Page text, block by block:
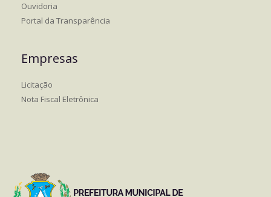
Ouvidoria
Portal da Transparência
Empresas
Licitação
Nota Fiscal Eletrônica